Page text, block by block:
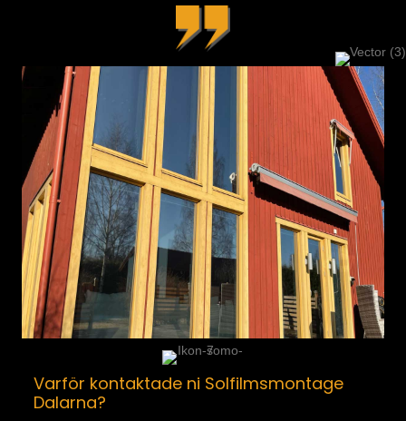
Varför kontaktade ni Solfilmsmontage
Dalarna?